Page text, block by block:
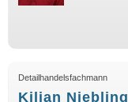
Detailhandelsfachmann
Kilian Niebling